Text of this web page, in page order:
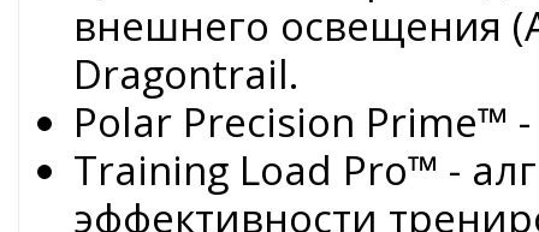
внешнего освещения
Dragontrail.
Polar Precision Prime™
Training Load Pro™ -
эффективности